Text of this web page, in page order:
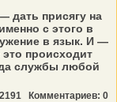
дать присягу на
с этого в
в язык. И —
происходит
службы любой
Комментариев: 0